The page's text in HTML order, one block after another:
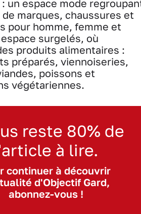
un espace mode
marques, chaussures et
pour homme, femme et
surgelés, où
produits alimentaires :
préparés, viennoiseries,
poissons et
végétariennes.
reste 80% de
à lire.
continuer à découvrir
d'Objectif Gard,
abonnez-vous !